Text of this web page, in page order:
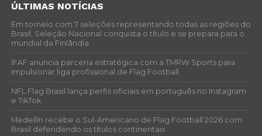
ÚLTIMAS NOTÍCIAS
Em torneio com 7 seleções representando todas as regiões do
Brasil, Seleção Nacional conquista o título e se prepara para o
mundial da Finlândia
IFAF anuncia parceria estratégica com a TMRW Sports para
impulsionar liga profissional de Flag Football
NFL Flag Brasil lança perfis oficiais em português no Instagram
e TikTok
Medellín recebe o Sul-Americano de Flag Football 2026 com
Brasil defendendo os títulos continentais